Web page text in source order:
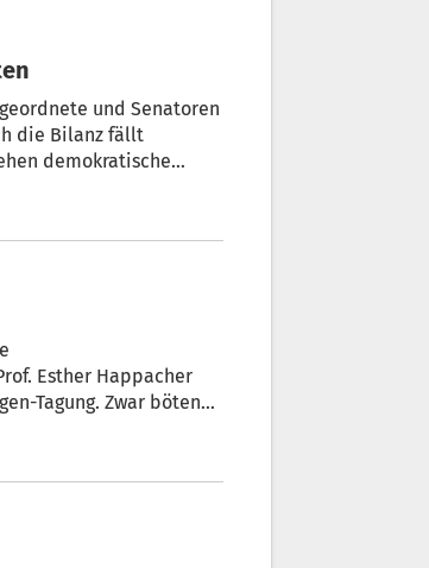
und Senatoren
die Bilanz fällt
demokratische
Esther Happacher
Zwar böten